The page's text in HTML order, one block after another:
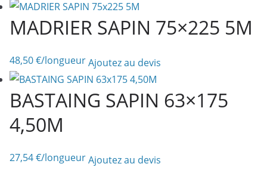
MADRIER SAPIN 75×225 5M
48,50€/longueurAjoutez au devis
BASTAING SAPIN 63×175
4,50M
27,54€/longueurAjoutez au devis